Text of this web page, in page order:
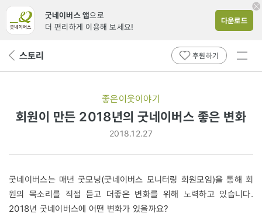
굿네이버스 앱으로
더 편리하게 이용해 보세요!
다운로드
뒤 스토리 후원하기
전체
좋은이웃이야기
회원이 만든 2018년의 굿네이버스 좋은 변화
2018.12.27
굿네이버스는 매년 굿모닝(굿네이버스 모니터링 회원모임)을 통해 회
원의 목소리를 직접 듣고 더좋은 변화를 위해 노력하고 있습니다.
2018년 굿네이버스에 어떤 변화가 있을까요?